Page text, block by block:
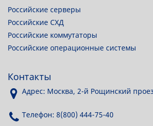
Российские серверы
Российские СХД
Российские коммутаторы
Российские операционные системы
Контакты
Адрес: Москва, 2-й Рощинский
Телефон: 8(800) 444-75-40